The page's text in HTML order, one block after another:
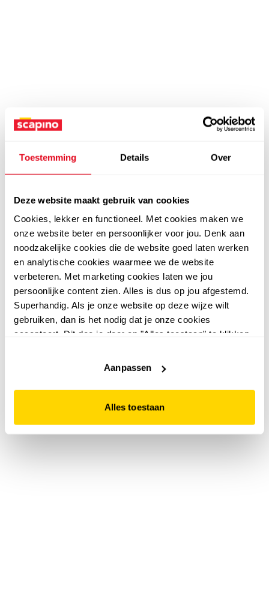
Toestemming Details Over
Deze website maakt gebruik van cookies
Cookies, lekker en functioneel. Met cookies maken we
onze website beter en persoonlijker voor jou. Denk aan
noodzakelijke cookies die de website goed laten werken
en analytische cookies waarmee we de website
verbeteren. Met marketing cookies laten we jou
persoonlijke content zien. Alles is dus op jou afgestemd.
Superhandig. Als je onze website op deze wijze wilt
gebruiken, dan is het nodig dat je onze cookies
accepteert. Dit doe je door op "Alles toestaan" te klikken.
website niet optimaal functioneert.
Aanpassen
Alles toestaan